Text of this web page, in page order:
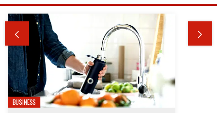
 
BUSINESS